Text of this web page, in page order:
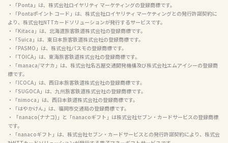
・「Ponta」は、株式会社ロイヤリティ マーケティングの登録商標です。
・「Pontaポイント コード」は、株式会社ロイヤリティ マーケティングとの発行許諾契約に
より、株式会社NTTカードソリューションが発行するサービスです。
・「Kitaca」は、北海道旅客鉄道株式会社の登録商標です。
・「Suica」は、東日本旅客鉄道株式会社の登録商標です。
・「PASMO」は、株式会社パスモの登録商標です。
・「TOICA」は、東海旅客鉄道株式会社の登録商標です。
・「manaca/マナカ」は、株式会社名古屋交通開発機構及び株式会社エムアイシーの登録商
標です。
・「ICOCA」は、西日本旅客鉄道株式会社の登録商標です。
・「SUGOCA」は、九州旅客鉄道株式会社の登録商標です。
・「nimoca」は、西日本鉄道株式会社の登録商標です。
・「はやかけん」は、福岡市交通局の登録商標です。
・ 「nanaco(ナナコ)」と「nanacoギフト」は株式会社セブン・カードサービスの登録商標
です。
・「nanacoギフト」は、株式会社セブン・カードサービスとの発行許諾契約により、株式会